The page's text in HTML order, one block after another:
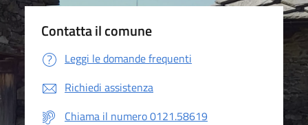
Contatta il comune
Leggi le domande frequenti
Richiedi assistenza
Chiama il numero 0121.58619